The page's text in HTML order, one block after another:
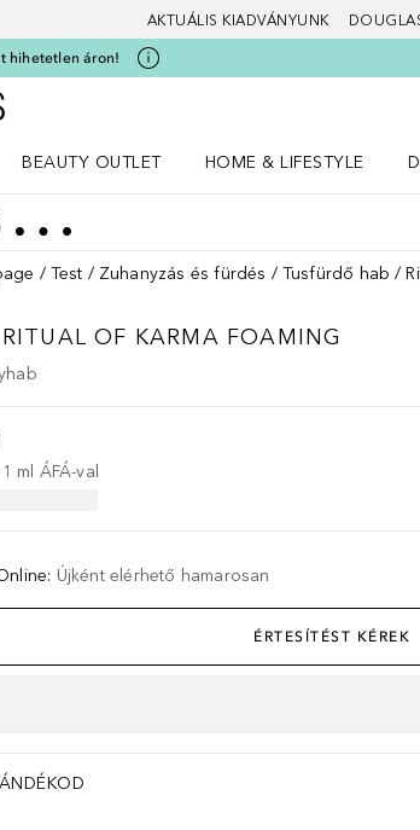
AKTUÁLIS KIADVÁNYUNK
hihetetlen áron!
A Douglas Főoldalra
BEAUTY OUTLET
HOME & LIFESTYLE
Test Zuhanyzás és fürdés Tusfürdő hab
OF KARMA FOAMING
1 ml ÁFÁ-val
: Újként elérhető hamarosan
ÉRTESÍTÉST KÉREK